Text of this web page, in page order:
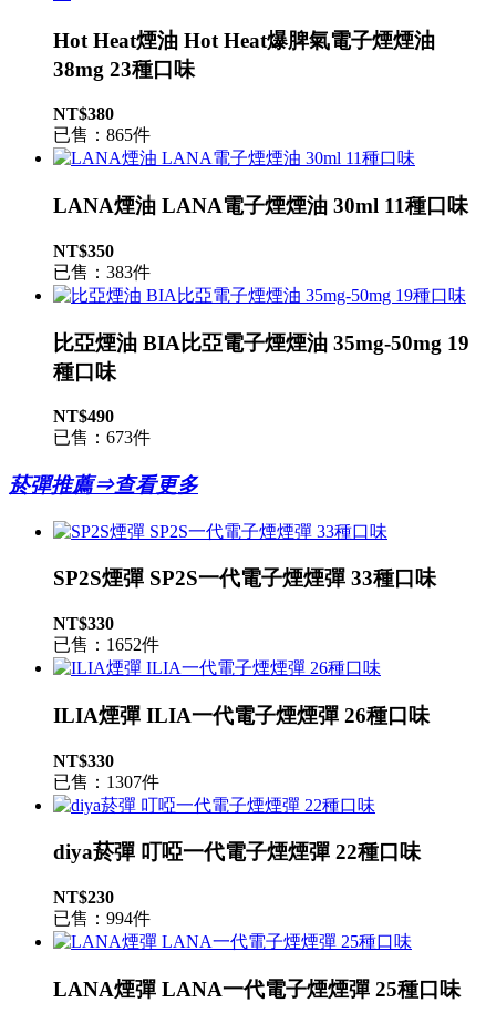
Hot Heat煙油 Hot Heat爆脾氣電子煙煙油
38mg 23種口味
NT$380
已售：865件
LANA煙油 LANA電子煙煙油 30ml 11種口味
NT$350
已售：383件
比亞煙油 BIA比亞電子煙煙油 35mg-50mg 19
種口味
NT$490
已售：673件
菸彈推薦⇒查看更多
SP2S煙彈 SP2S一代電子煙煙彈 33種口味
NT$330
已售：1652件
ILIA煙彈 ILIA一代電子煙煙彈 26種口味
NT$330
已售：1307件
diya菸彈 叮啞一代電子煙煙彈 22種口味
NT$230
已售：994件
LANA煙彈 LANA一代電子煙煙彈 25種口味